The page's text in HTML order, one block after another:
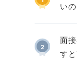
い
2
面
す